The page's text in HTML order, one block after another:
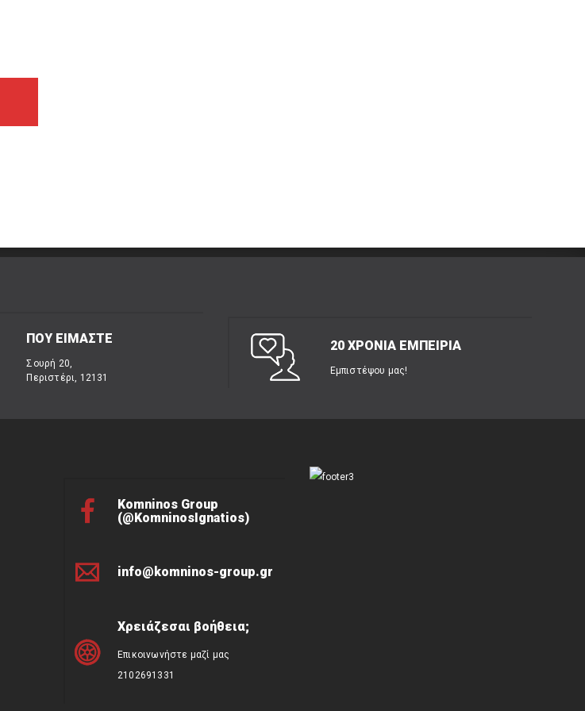
ΠΟΥ ΕΙΜΑΣΤΕ
Σουρή 20,
Περιστέρι, 12131
20 ΧΡΟΝΙΑ ΕΜΠΕΙΡΙΑ
Εμπιστέψου μας!
Komninos Group
(@KomninosIgnatios)
info@komninos-group.gr
Χρειάζεσαι βοήθεια;
Επικοινωνήστε μαζί μας
2102691331